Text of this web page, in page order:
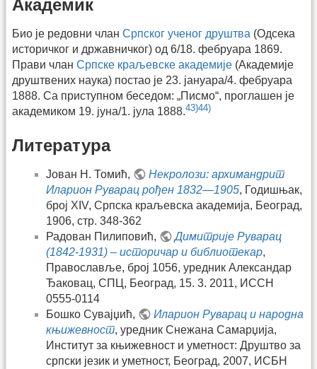
Академик
Био је редовни члан Српског ученог друштва (Одсека
историчког и државничког) од 6/18. фебруара 1869.
Прави члан Српске краљевске академије (Академије
друштвених наука) постао је 23. јануара/4. фебруара
1888. Са приступном беседом: „Писмо“, проглашен је
академиком 19. јуна/1. јула 1888.43)44)
Литература
Јован Н. Томић,
Некролози: архимандрит
Иларион Руварац рођен 1832—1905, Годишњак,
број XIV, Српска краљевска академија, Београд,
1906, стр. 348-362
Радован Пилиповић,
Димитрије Руварац
(1842-1931) – историчар и библиотекар,
Православље, број 1056, уредник Александар
Ђаковац, СПЦ, Београд, 15. 3. 2011, ИССН
0555-0114
Бошко Сувајџић,
Иларион Руварац и народна
књижевност, уредник Снежана Самарџија,
Институт за књижевност и уметност: Друштво за
српски језик и уметност, Београд, 2007, ИСБН